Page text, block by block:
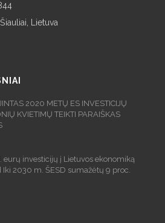
Lietuva
2020 METŲ ES INVESTICIJŲ
KVIETIMŲ TEIKTI PARAIŠKAS
eurų investicijų į Lietuvos ekonomiką
Iki 2030 m. ŠESD sumažėtų 9 proc.